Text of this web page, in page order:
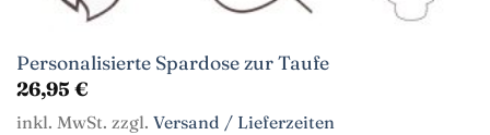
Personalisierte Spardose zur Taufe
26,95 €
inkl. MwSt. zzgl. Versand / Lieferzeiten